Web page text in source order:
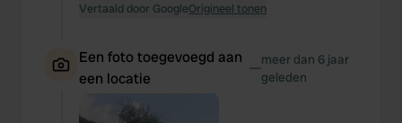
Vertaald door GoogleOrigineel tonen
Een foto toegevoegd aan
een locatie
—meer dan 6 jaar
geleden